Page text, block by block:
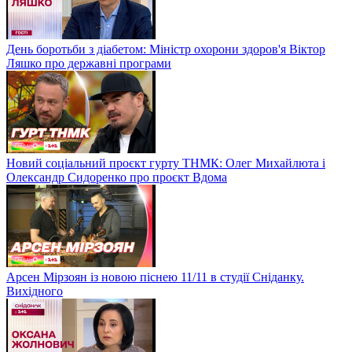
День боротьби з діабетом: Міністр охорони здоров'я Віктор
Ляшко про державні програми
Новий соціальний проєкт гурту ТНМК: Олег Михайлюта і
Олександр Сидоренко про проєкт Вдома
Арсен Мірзоян із новою піснею 11/11 в студії Сніданку.
Вихідного